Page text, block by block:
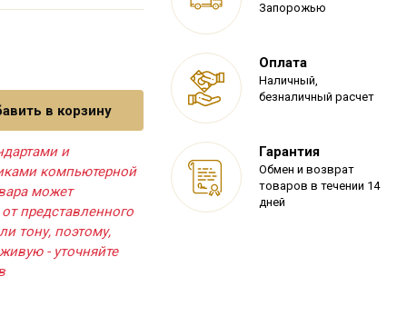
в корзину
и
компьютерной
может
представленного
тону, поэтому,
- уточняйте
Запорожью
Оплата
Наличный,
безналичный расчет
Гарантия
Обмен и возврат
товаров в течении 14
дней